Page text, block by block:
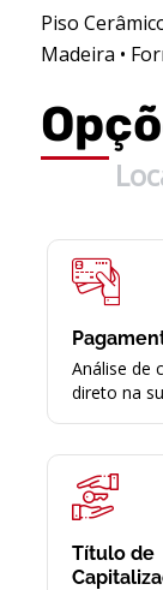
Piso
Madeira •
Análise de
direto na
Título de